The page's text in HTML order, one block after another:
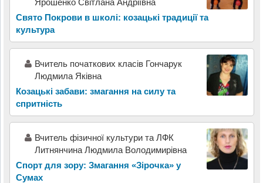
Свято Покрови в школі: козацькі традиції та
культура
Вчитель початкових класів Гончарук
Людмила Яківна
Козацькі забави: змагання на силу та
спритність
Вчитель фізичної культури та ЛФК
Литнянчина Людмила Володимирівна
Спорт для зору: Змагання «Зірочка» у
Сумах